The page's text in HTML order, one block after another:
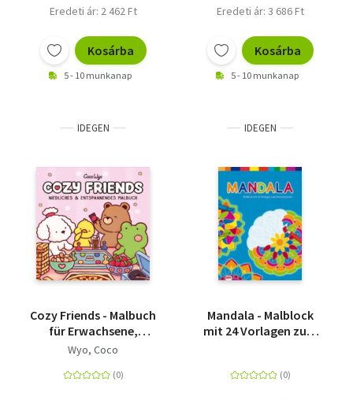
Eredeti ár: 2 462 Ft
Kosárba
5 - 10 munkanap
Eredeti ár: 3 686 Ft
Kosárba
5 - 10 munkanap
IDEGEN
Cozy Friends - Malbuch
für Erwachsene,
Teenager und Kinder
Coloring)
Wyo, Coco
IDEGEN
Mandala - Malblock
mit 24 Vorlagen zum